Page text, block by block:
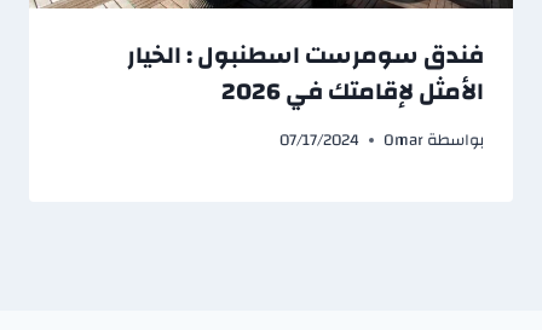
فندق سومرست اسطنبول : الخيار
الأمثل لإقامتك في 2026
بواسطةOmar
07/17/2024